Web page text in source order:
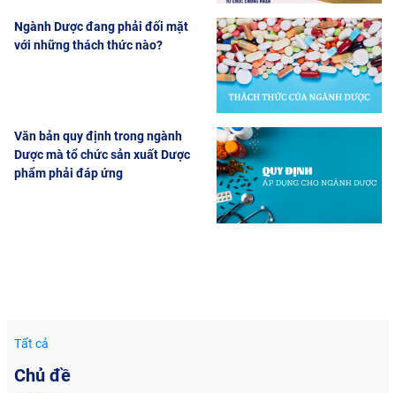
Ngành Dược đang phải đối mặt
với những thách thức nào?
Văn bản quy định trong ngành
Dược mà tổ chức sản xuất Dược
phẩm phải đáp ứng
Tất cả
Chủ đề